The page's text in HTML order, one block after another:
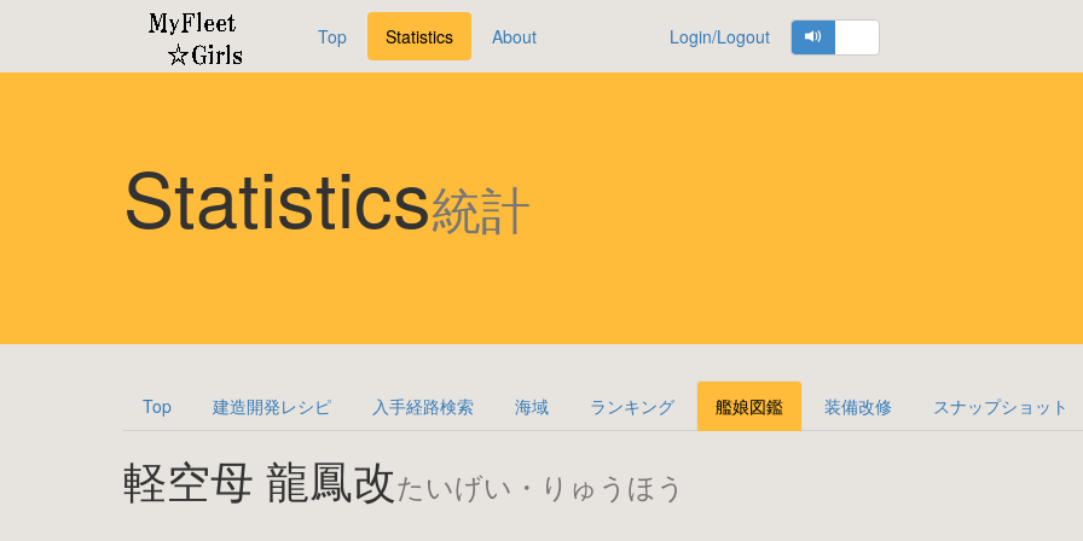
Top Statistics About Login/Logout
Statistics統計
Top 建造開発レシピ 入手経路検索 海域 ランキング 艦娘図鑑 装備改修 スナップショット
軽空母 龍鳳改たいげい・りゅうほう